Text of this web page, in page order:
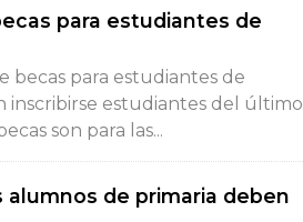
para estudiantes de
becas para estudiantes de
inscribirse estudiantes del último
son para las...
alumnos de primaria deben